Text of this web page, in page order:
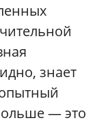
знает
— это